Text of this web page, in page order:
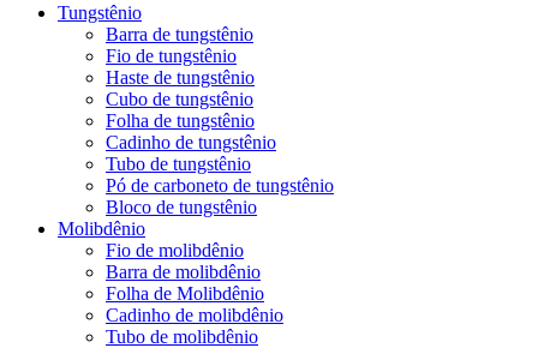
Tungstênio
Barra de tungstênio
Fio de tungstênio
Haste de tungstênio
Cubo de tungstênio
Folha de tungstênio
Cadinho de tungstênio
Tubo de tungstênio
Pó de carboneto de tungstênio
Bloco de tungstênio
Molibdênio
Fio de molibdênio
Barra de molibdênio
Folha de Molibdênio
Cadinho de molibdênio
Tubo de molibdênio